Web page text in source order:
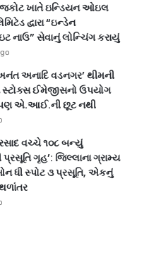
ખાતે ઇન્ડિયન ઓઇલ
દ્વારા “ઇન્ડેન
નાઉ” સેવાનું લોન્ચિંગ કરાયું
અનાદિ વડનગર’ થીમની
સ્ટોક્સ ઈમેજીસનો ઉપયોગ
પણ એ.આઈ.ની છૂટ નથી
વચ્ચે ૧૦૮ બન્યું
ગૃહ’: જિલ્લાના ગ્રામ્ય
ધી સ્પોટ ૩ પ્રસૂતિ, એકનું